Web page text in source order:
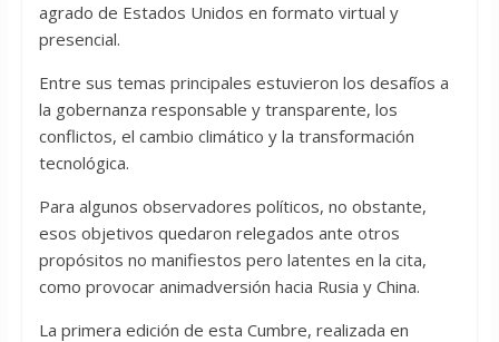
agrado de Estados Unidos en formato virtual y
presencial.
Entre sus temas principales estuvieron los desafíos a
la gobernanza responsable y transparente, los
conflictos, el cambio climático y la transformación
tecnológica.
Para algunos observadores políticos, no obstante,
esos objetivos quedaron relegados ante otros
propósitos no manifiestos pero latentes en la cita,
como provocar animadversión hacia Rusia y China.
La primera edición de esta Cumbre, realizada en